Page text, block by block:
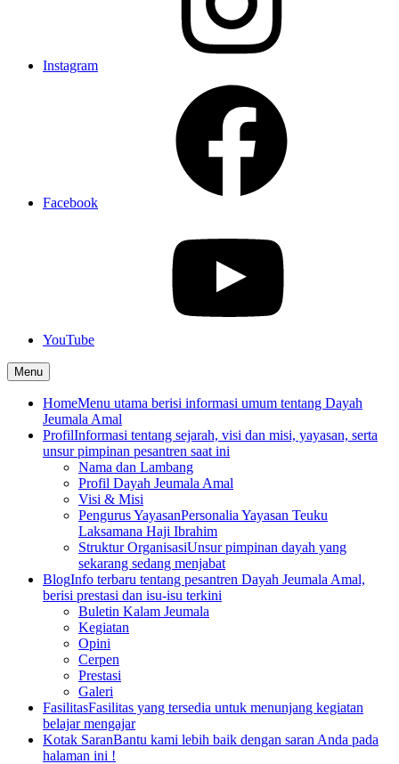
Instagram
Facebook
YouTube
Menu
HomeMenu utama berisi informasi umum tentang Dayah
Jeumala Amal
ProfilInformasi tentang sejarah, visi dan misi, yayasan, serta
unsur pimpinan pesantren saat ini
Nama dan Lambang
Profil Dayah Jeumala Amal
Visi & Misi
Pengurus YayasanPersonalia Yayasan Teuku
Laksamana Haji Ibrahim
Struktur OrganisasiUnsur pimpinan dayah yang
sekarang sedang menjabat
BlogInfo terbaru tentang pesantren Dayah Jeumala Amal,
berisi prestasi dan isu-isu terkini
Buletin Kalam Jeumala
Kegiatan
Opini
Cerpen
Prestasi
Galeri
FasilitasFasilitas yang tersedia untuk menunjang kegiatan
belajar mengajar
Kotak SaranBantu kami lebih baik dengan saran Anda pada
halaman ini !